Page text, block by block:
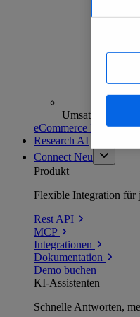
Umsatzanalysen
eCommerce Insights
Research AI
Connect Neu
Produkt
Flexible Integration für
Rest API
MCP
Integrationen
Dokumentation
Demo buchen
KI-Assistenten
Schnelle Antworten,